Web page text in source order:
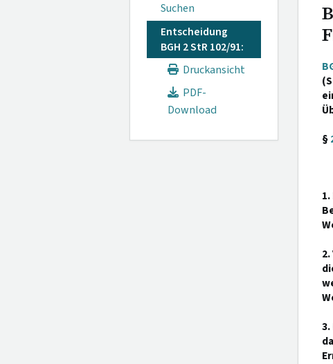
Suchen
Entscheidung
BGH 2 StR 102/91:
Druckansicht
PDF-
Download
§